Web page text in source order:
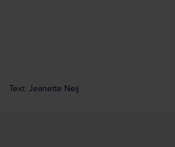
Text: Jeanette Neij